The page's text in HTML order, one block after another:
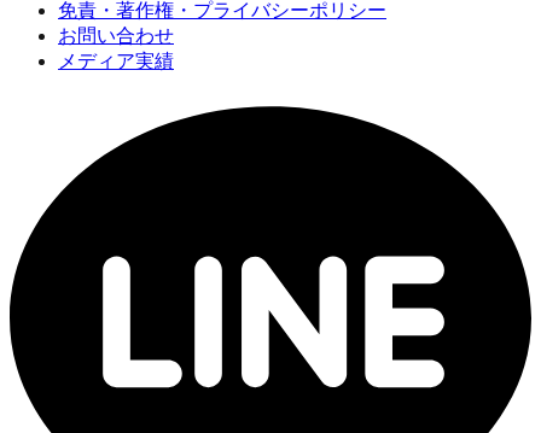
免責・著作権・プライバシーポリシー
お問い合わせ
メディア実績